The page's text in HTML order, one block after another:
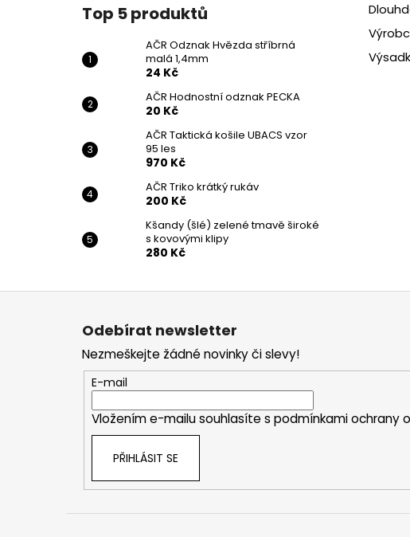
Top 5 produktů
AČR Odznak Hvězda stříbrná
malá 1,4mm
24 Kč
AČR Hodnostní odznak PECKA
20 Kč
AČR Taktická košile UBACS vzor
95 les
970 Kč
AČR Triko krátký rukáv
200 Kč
Kšandy (šlé) zelené tmavě široké
s kovovými klipy
280 Kč
Z
Odebírat newsletter
Nezmeškejte žádné novinky či slevy!
E-mail
Vložením e-mailu souhlasíte s podmínkami ochrany
PŘIHLÁSIT SE